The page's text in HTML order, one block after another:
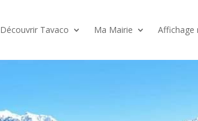
Découvrir Tavaco Ma Mairie Affichage